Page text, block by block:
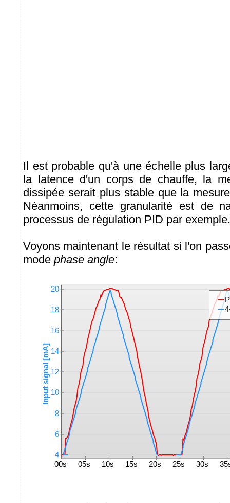
Il est probable qu'à une échelle plus
la latence d'un corps de chauffe, la
dissipée serait plus stable que la
Néanmoins, cette granularité est de
processus de régulation PID par exemple.
Voyons maintenant le résultat si l'on
mode phase angle: